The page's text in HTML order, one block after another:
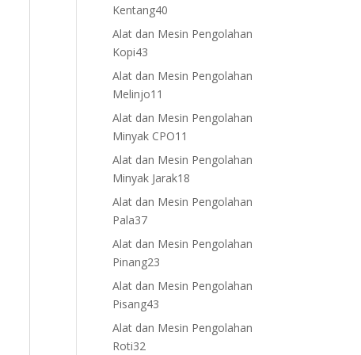
Kentang40
products
Alat dan Mesin Pengolahan
Kopi43
products
Alat dan Mesin Pengolahan
Melinjo11
products
Alat dan Mesin Pengolahan
Minyak CPO11
products
Alat dan Mesin Pengolahan
Minyak Jarak18
products
Alat dan Mesin Pengolahan
Pala3737
products
Alat dan Mesin Pengolahan
Pinang23
products
Alat dan Mesin Pengolahan
Pisang43
products
Alat dan Mesin Pengolahan
Roti32